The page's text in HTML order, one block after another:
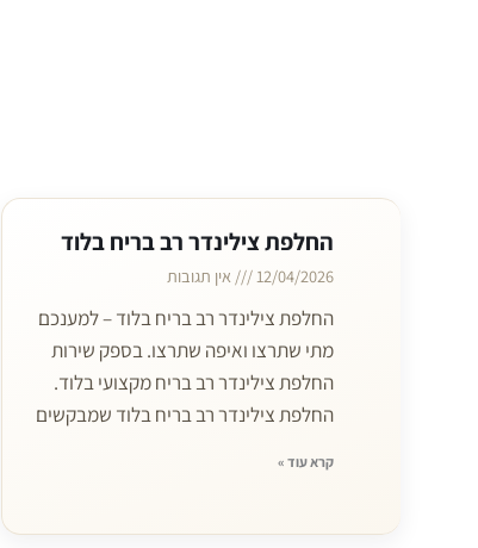
החלפת צילינדר רב בריח בלוד
12/04/2026 אין תגובות
החלפת צילינדר רב בריח בלוד – למענכם
מתי שתרצו ואיפה שתרצו. בספק שירות
החלפת צילינדר רב בריח מקצועי בלוד.
החלפת צילינדר רב בריח בלוד שמבקשים
קרא עוד »